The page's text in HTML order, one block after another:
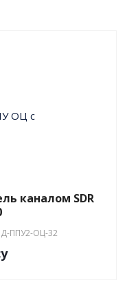
каналом SDR
ППУ2-ОЦ-32